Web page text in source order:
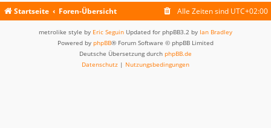
Startseite Foren-Übersicht Alle Zeiten sind UTC+02:00
metrolike style by Eric Seguin Updated for phpBB3.2 by Ian Bradley
Powered by phpBB® Forum Software © phpBB Limited
Deutsche Übersetzung durch phpBB.de
Datenschutz | Nutzungsbedingungen